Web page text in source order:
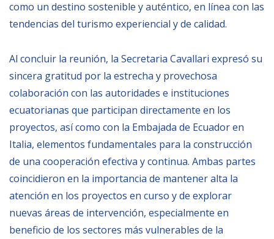
como un destino sostenible y auténtico, en línea con las
tendencias del turismo experiencial y de calidad.
Al concluir la reunión, la Secretaria Cavallari expresó su
sincera gratitud por la estrecha y provechosa
colaboración con las autoridades e instituciones
ecuatorianas que participan directamente en los
proyectos, así como con la Embajada de Ecuador en
Italia, elementos fundamentales para la construcción
de una cooperación efectiva y continua. Ambas partes
coincidieron en la importancia de mantener alta la
atención en los proyectos en curso y de explorar
nuevas áreas de intervención, especialmente en
beneficio de los sectores más vulnerables de la